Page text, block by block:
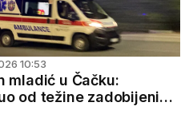
10:53
mladić u Čačku:
od težine zadobijenih